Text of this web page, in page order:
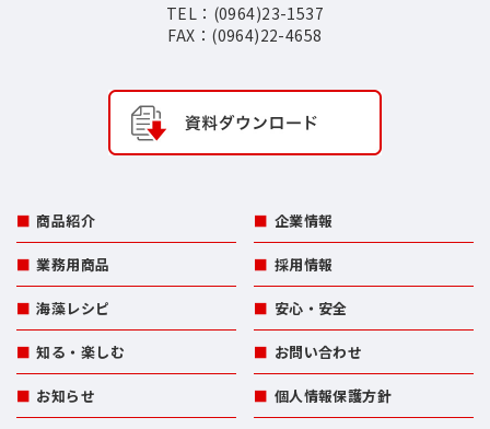
TEL：(0964)23-1537
FAX：(0964)22-4658
商品紹介
業務用商品
海藻レシピ
知る・楽しむ
お知らせ
企業情報
採用情報
安心・安全
お問い合わせ
個人情報保護方針